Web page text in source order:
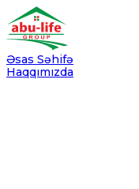
Əsas Səhifə
Haqqımızda